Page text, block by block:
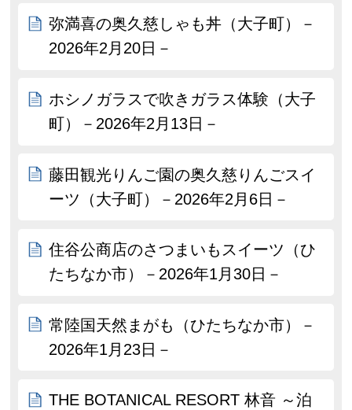
弥満喜の奥久慈しゃも丼（大子町）－
2026年2月20日－
ホシノガラスで吹きガラス体験（大子
町）－2026年2月13日－
藤田観光りんご園の奥久慈りんごスイ
ーツ（大子町）－2026年2月6日－
住谷公商店のさつまいもスイーツ（ひ
たちなか市）－2026年1月30日－
常陸国天然まがも（ひたちなか市）－
2026年1月23日－
THE BOTANICAL RESORT 林音 ～泊